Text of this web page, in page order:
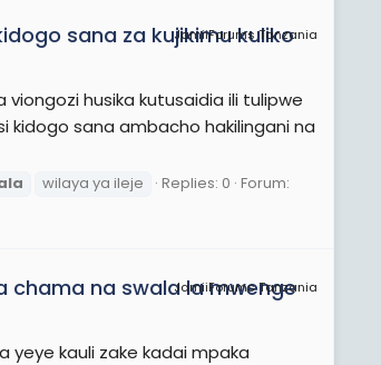
JamiiForums Tanzania
sana za kujikimu kuliko
husika kutusaidia ili tulipwe
kidogo sana ambacho hakilingani na
wilaya ya ileje Replies: 0 Forum:
JamiiForums Tanzania
chama na swala la mwenge
yeye kauli zake kadai mpaka